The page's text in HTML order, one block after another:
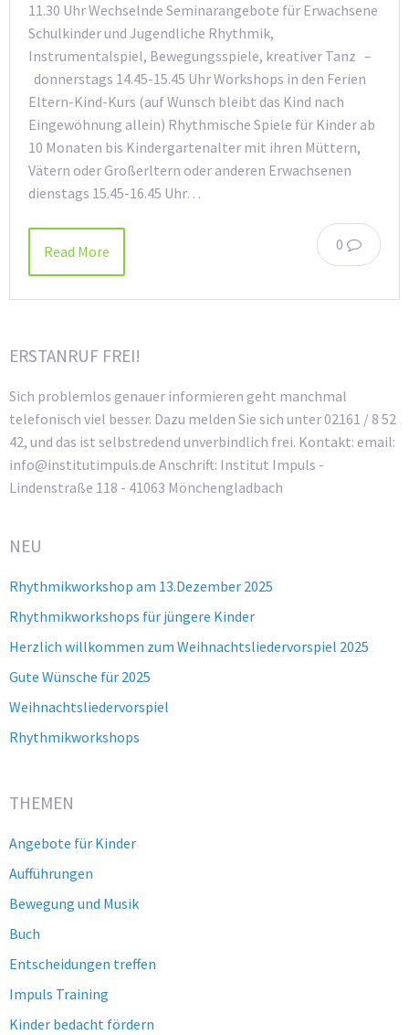
11.30 Uhr Wechselnde Seminarangebote für Erwachsene
Schulkinder und Jugendliche Rhythmik,
Instrumentalspiel, Bewegungsspiele, kreativer Tanz –
donnerstags 14.45-15.45 Uhr Workshops in den Ferien
Eltern-Kind-Kurs (auf Wunsch bleibt das Kind nach
Eingewöhnung allein) Rhythmische Spiele für Kinder ab
10 Monaten bis Kindergartenalter mit ihren Müttern,
Vätern oder Großerltern oder anderen Erwachsenen
dienstags 15.45-16.45 Uhr…
0
Read More
ERSTANRUF FREI!
Sich problemlos genauer informieren geht manchmal
telefonisch viel besser. Dazu melden Sie sich unter 02161 / 8 52
42, und das ist selbstredend unverbindlich frei. Kontakt: email:
info@institutimpuls.de Anschrift: Institut Impuls -
Lindenstraße 118 - 41063 Mönchengladbach
NEU
Rhythmikworkshop am 13.Dezember 2025
Rhythmikworkshops für jüngere Kinder
Herzlich willkommen zum Weihnachtsliedervorspiel 2025
Gute Wünsche für 2025
Weihnachtsliedervorspiel
Rhythmikworkshops
THEMEN
Angebote für Kinder
Aufführungen
Bewegung und Musik
Buch
Entscheidungen treffen
Impuls Training
Kinder bedacht fördern